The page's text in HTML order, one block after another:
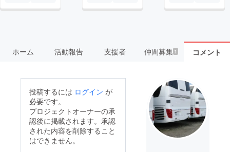
ホーム 活動報告 支援者 仲間募集 1 コメント
投稿するには ログイン が
必要です。
プロジェクトオーナーの承
認後に掲載されます。承認
された内容を削除すること
はできません。